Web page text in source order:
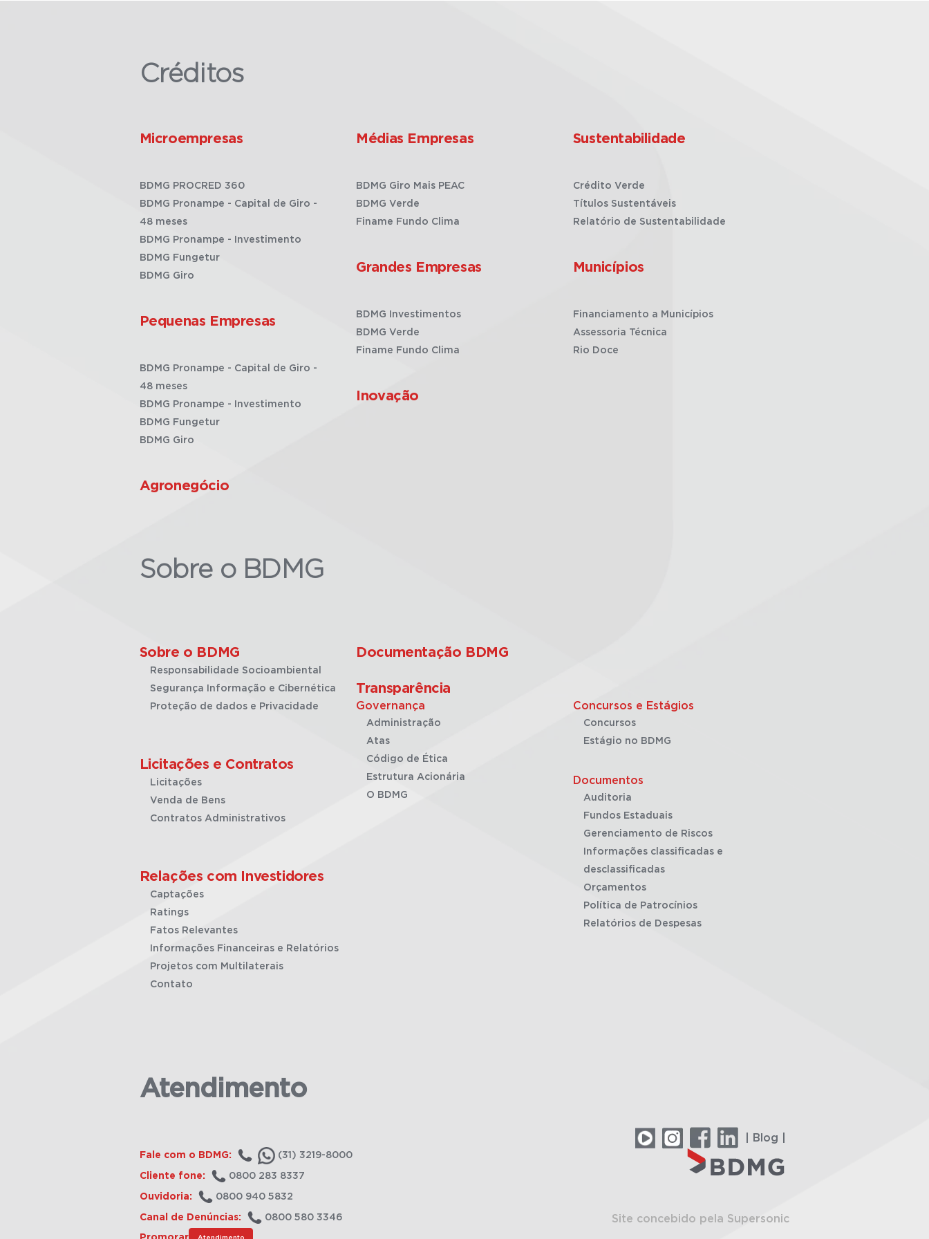
Créditos
Microempresas
BDMG PROCRED 360
BDMG Pronampe - Capital de Giro -
48 meses
BDMG Pronampe - Investimento
BDMG Fungetur
BDMG Giro
Pequenas Empresas
BDMG Pronampe - Capital de Giro -
48 meses
BDMG Pronampe - Investimento
BDMG Fungetur
BDMG Giro
Agronegócio
Médias Empresas
BDMG Giro Mais PEAC
BDMG Verde
Finame Fundo Clima
Grandes Empresas
BDMG Investimentos
BDMG Verde
Finame Fundo Clima
Inovação
Sustentabilidade
Crédito Verde
Títulos Sustentáveis
Relatório de Sustentabilidade
Municípios
Financiamento a Municípios
Assessoria Técnica
Rio Doce
Sobre o BDMG
Sobre o BDMG
Responsabilidade Socioambiental
Segurança Informação e Cibernética
Proteção de dados e Privacidade
Licitações e Contratos
Licitações
Venda de Bens
Contratos Administrativos
Relações com Investidores
Captações
Ratings
Fatos Relevantes
Informações Financeiras e Relatórios
Projetos com Multilaterais
Contato
Documentação BDMG
Transparência
Governança
Administração
Atas
Código de Ética
Estrutura Acionária
O BDMG
Concursos e Estágios
Concursos
Estágio no BDMG
Documentos
Auditoria
Fundos Estaduais
Gerenciamento de Riscos
Informações classificadas e
desclassificadas
Orçamentos
Política de Patrocínios
Relatórios de Despesas
Atendimento
Fale com o BDMG: (31) 3219-8000
Cliente fone: 0800 283 8337
Ouvidoria: 0800 940 5832
Canal de Denúncias: 0800 580 3346
Atendimento
| Blog |
Site concebido pela Supersonic